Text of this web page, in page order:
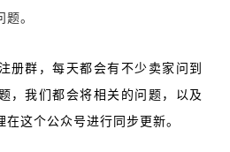
。
册群，每天都会有不少卖家问到
，我们都会将相关的问题，以及
这个公众号进行同步更新。